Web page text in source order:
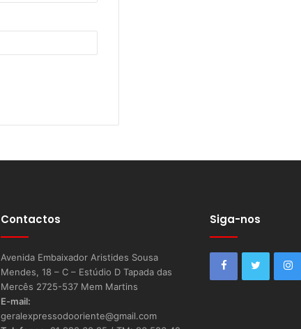
Contactos
Avenida Embaixador Aristides Sousa
Mendes, 18 – C – Estúdio D Tapada das
Mercês 2725-537 Mem Martins
E-mail:
geralexpressodooriente@gmail.com
Siga-nos